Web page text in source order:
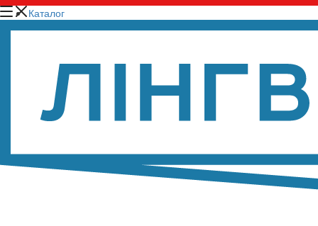
Каталог